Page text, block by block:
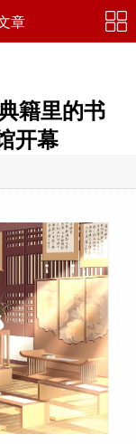
章
籍里的书
开幕